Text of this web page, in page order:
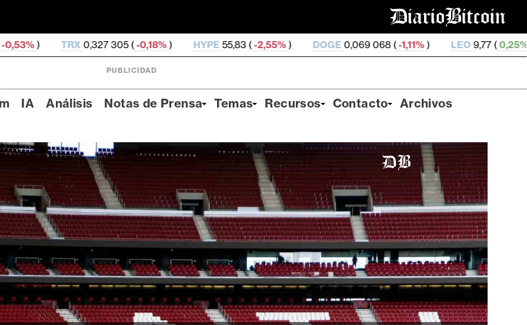
305 (-0,18%) HYPE55,83 (-2,55% ) DOGE 0,069 068 ( -1,11%) LEO9,77 (0,25% ZEC494,31 (-
PUBLICIDAD
IA Análisis Notas de Prensa Temas Recursos Contacto Archivos